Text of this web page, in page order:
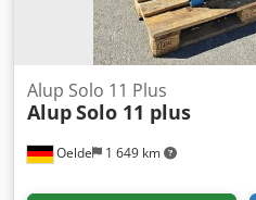
Oelde 1 649 km
Alup Solo 11 Plus
AlupSolo 11 plus